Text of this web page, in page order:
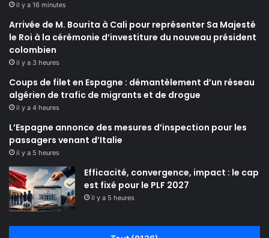
il y a 16 minutes
Arrivée de M. Bourita à Cali pour représenter Sa Majesté
le Roi à la cérémonie d’investiture du nouveau président
colombien
il y a 3 heures
Coups de filet en Espagne : démantèlement d’un réseau
algérien de trafic de migrants et de drogue
il y a 4 heures
L’Espagne annonce des mesures d’inspection pour les
passagers venant d’Italie
il y a 5 heures
Efficacité, convergence, impact : le cap
est fixé pour le PLF 2027
il y a 5 heures